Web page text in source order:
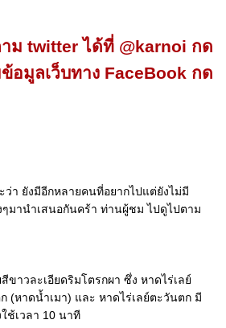
ม twitter ได้ที่ @karnoi กด
อมูลเว็บทาง FaceBook กด
ว่า ยังมีอีกหลายคนที่อยากไปแต่ยังไม่มี
ๆมานำเสนอกันคร้า ท่านผู้ชม ไปดูไปตาม
าวละเอียดริมโตรกผา ซึ่ง หาดไร่เลย์
(หาดน้ำเมา) และ หาดไร่เลย์ตะวันตก มี
ช้เวลา 10 นาที